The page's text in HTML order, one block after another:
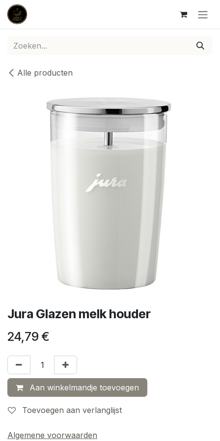
Overslaan naar inhoud
Alle producten
Jura Glazen melk houder
24,79 €
Aan winkelmandje toevoegen
Toevoegen aan verlanglijst
Algemene voorwaarden